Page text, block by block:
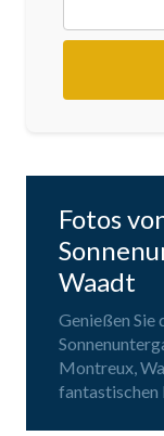
Fotos
Waadt
Genießen Sie
Montreux,